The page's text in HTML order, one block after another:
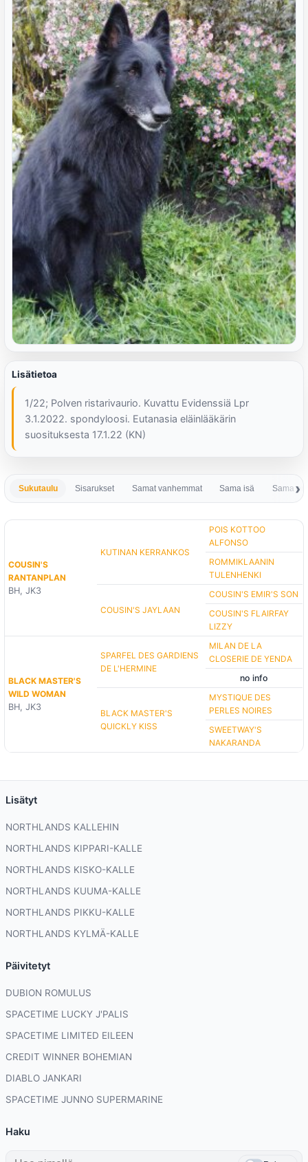
Lisätietoa
1/22; Polven ristarivaurio. Kuvattu Evidenssiä Lpr
3.1.2022. spondyloosi. Eutanasia eläinlääkärin
suosituksesta 17.1.22 (KN)
Sukutaulu Sisarukset Samat vanhemmat Sama isä Sama
COUSIN'S
RANTANPLAN
BH, JK3
KUTINAN KERRANKOS
POIS KOTTOO
ALFONSO
ROMMIKLAANIN
TULENHENKI
COUSIN'S JAYLAAN
COUSIN'S EMIR'S SON
COUSIN'S FLAIRFAY
LIZZY
BLACK MASTER'S
WILD WOMAN
BH, JK3
SPARFEL DES GARDIENS
DE L'HERMINE
MILAN DE LA
CLOSERIE DE YENDA
no info
BLACK MASTER'S
QUICKLY KISS
MYSTIQUE DES
PERLES NOIRES
SWEETWAY'S
NAKARANDA
Lisätyt
NORTHLANDS KALLEHIN
NORTHLANDS KIPPARI-KALLE
NORTHLANDS KISKO-KALLE
NORTHLANDS KUUMA-KALLE
NORTHLANDS PIKKU-KALLE
NORTHLANDS KYLMÄ-KALLE
Päivitetyt
DUBION ROMULUS
SPACETIME LUCKY J'PALIS
SPACETIME LIMITED EILEEN
CREDIT WINNER BOHEMIAN
DIABLO JANKARI
SPACETIME JUNNO SUPERMARINE
Haku